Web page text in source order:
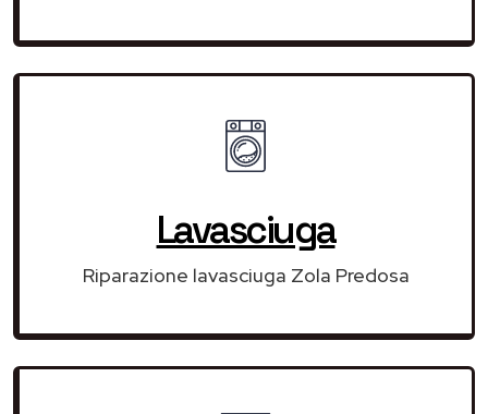
Lavasciuga
Riparazione lavasciuga Zola Predosa